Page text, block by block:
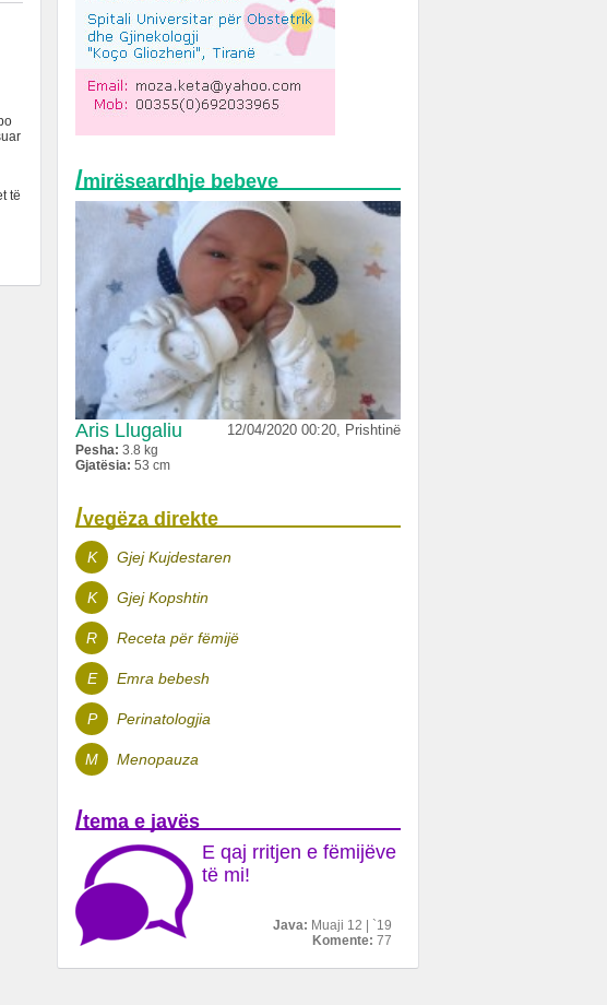
të
/mirëseardhje bebeve
Aris Llugaliu 12/04/2020 00:20, Prishtinë
Pesha: 3.8 kg
Gjatësia: 53 cm
/vegëza direkte
K Gjej Kujdestaren
K Gjej Kopshtin
R Receta për fëmijë
E Emra bebesh
P Perinatologjia
M Menopauza
/tema e javës
E qaj rritjen e fëmijëve
të mi!
Java: Muaji 12 | `19
Komente: 77